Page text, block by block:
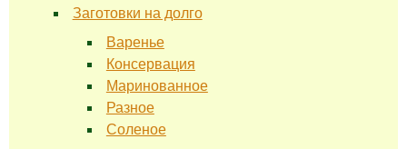
Заготовки на долго
Варенье
Консервация
Маринованное
Разное
Соленое